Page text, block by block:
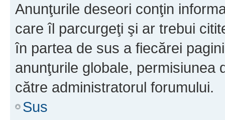
Anunţurile deseori conţin
care îl parcurgeţi şi ar trebui
în partea de sus a fiecărei
anunţurile globale, permisiunea
către administratorul forumului.
Sus